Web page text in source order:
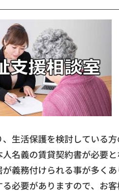
生活保護を検討している
名義の賃貸契約書が必要
義務付けられる事が多く
必要がありますので、お